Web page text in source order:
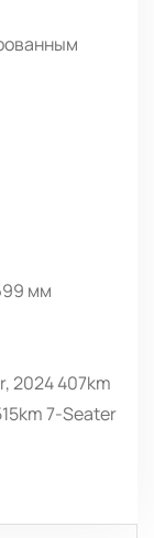
мм
2024 407km
7-Seater